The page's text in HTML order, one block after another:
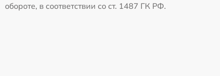
обороте, в соответствии со ст. 1487 ГК РФ.